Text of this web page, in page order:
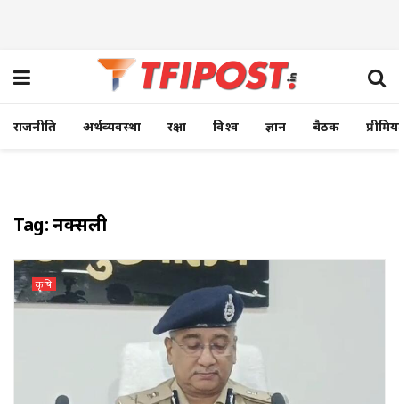
राजनीति अर्थव्यवस्था रक्षा विश्व ज्ञान बैठक
Tag:नक्सली
कृषि